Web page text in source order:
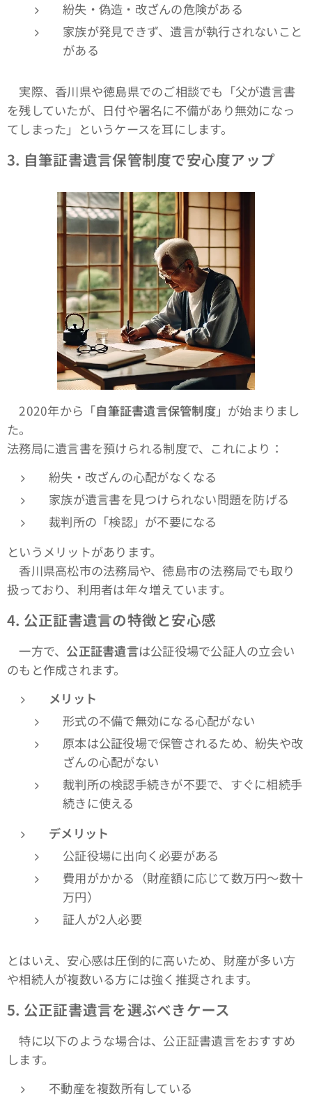
紛失・偽造・改ざんの危険がある
家族が発見できず、遺言が執行されないこと
がある
実際、香川県や徳島県でのご相談でも「父が遺言書
を残していたが、日付や署名に不備があり無効になっ
てしまった」というケースを耳にします。
3. 自筆証書遺言保管制度で安心度アップ
2020年から「自筆証書遺言保管制度」が始まりまし
た。
法務局に遺言書を預けられる制度で、これにより：
紛失・改ざんの心配がなくなる
家族が遺言書を見つけられない問題を防げる
裁判所の「検認」が不要になる
というメリットがあります。
香川県高松市の法務局や、徳島市の法務局でも取り
扱っており、利用者は年々増えています。
4. 公正証書遺言の特徴と安心感
一方で、 公正証書遺言は公証役場で公証人の立会い
のもと作成されます。
メリット
形式の不備で無効になる心配がない
原本は公証役場で保管されるため、紛失や改
ざんの心配がない
裁判所の検認手続きが不要で、すぐに相続手
続きに使える
デメリット
公証役場に出向く必要がある
費用がかかる（財産額に応じて数万円～数十
万円）
証人が2人必要
とはいえ、安心感は圧倒的に高いため、財産が多い方
や相続人が複数いる方には強く推奨されます。
5. 公正証書遺言を選ぶべきケース
特に以下のような場合は、公正証書遺言をおすすめ
します。
不動産を複数所有している